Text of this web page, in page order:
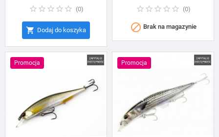
(0)
 Dodaj do koszyka
(0)
 Brak na magazynie
Promocja Promocja